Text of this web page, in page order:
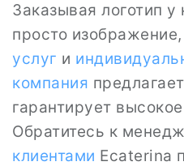
Заказывая логотип
просто
услуг и
компания предлагает
гарантирует высокое
Обратитесь к
клиентами Ecaterina